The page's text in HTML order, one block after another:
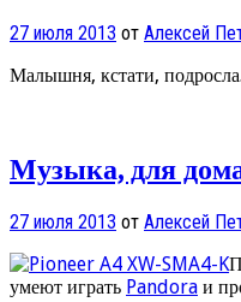
27 июля 2013 от Алексей
Малышня, кстати,
Музыка, для
27 июля 2013 от Алексей
умеют играть Pandora и